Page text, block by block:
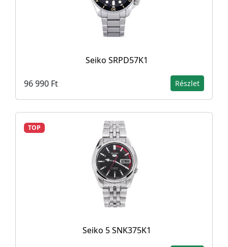
Seiko SRPD57K1
96 990 Ft Részlet
TOP
Seiko 5 SNK375K1